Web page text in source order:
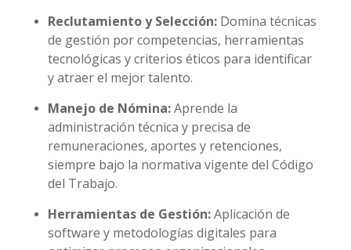
Reclutamiento y Selección:Domina técnicas
de gestión por competencias, herramientas
tecnológicas y criterios éticos para identificar
y atraer el mejor talento.
Manejo de Nómina:Aprende la
administración técnica y precisa de
remuneraciones, aportes y retenciones,
siempre bajo la normativa vigente del Código
del Trabajo.
Herramientas de Gestión:Aplicación de
software y metodologías digitales para